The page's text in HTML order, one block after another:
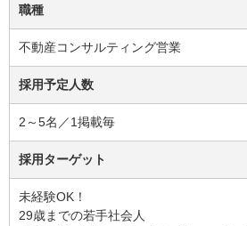
会社紹介
代表挨拶
アクセスマップ
CSR
サイトポリシー
サービス紹介
支店一覧
職種
不動産コンサルティング営業
採用予定人数
2～5名／1掲載毎
採用ターゲット
未経験OK！
29歳までの若手社会人